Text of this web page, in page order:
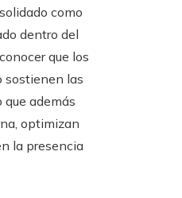
como
dentro del
que los
sostienen las
además
optimizan
la presencia